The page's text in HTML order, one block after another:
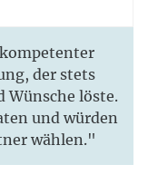
der stets
Wünsche löste.
und würden
wählen."